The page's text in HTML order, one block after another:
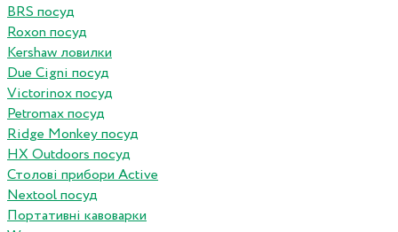
BRS посуд
Roxon посуд
Kershaw ловилки
Due Cigni посуд
Victorinox посуд
Petromax посуд
Ridge Monkey посуд
HX Outdoors посуд
Столові прибори Active
Nextool посуд
Портативні кавоварки